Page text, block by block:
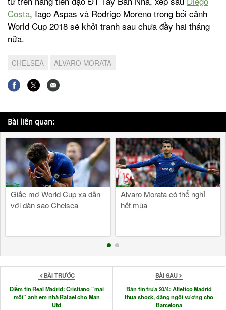
Costa, Iago Aspas và Rodrigo Moreno trong bối cảnh
World Cup 2018 sẽ khởi tranh sau chưa đầy hai tháng
nữa.
CHELSEA ALVARO MORATA
Bài liên quan:
Giấc mơ World Cup xa dần
với dàn sao Chelsea
Alvaro Morata có thể nghỉ
hết mùa
BÀI TRƯỚC
Điểm tin Real Madrid: Cristiano “mai
mối” anh em nhà Rafael cho Man
Utd
BÀI SAU
Bản tin trưa 20/4: Atletico Madrid
thua shock, dâng ngôi vương cho
Barcelona